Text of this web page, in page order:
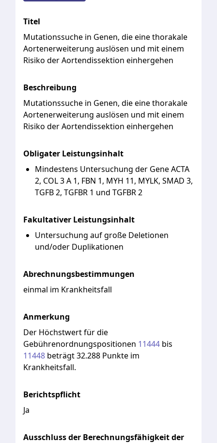
Titel
Mutationssuche in Genen, die eine thorakale
Aortenerweiterung auslösen und mit einem
Risiko der Aortendissektion einhergehen
Beschreibung
Mutationssuche in Genen, dieeinethorakale
Aortenerweiterung auslösen und miteinem
Risiko derAortendissektion einhergehen
Obligater Leistungsinhalt
Mindestens Untersuchung der Gene ACTA
2, COL 3 A 1, FBN 1, MYH 11, MYLK, SMAD 3,
TGFB 2, TGFBR 1 und TGFBR 2
Fakultativer Leistungsinhalt
Untersuchung auf große Deletionen
und/oder Duplikationen
Abrechnungsbestimmungen
einmal im Krankheitsfall
Anmerkung
Der Höchstwertfürdie
Gebührenordnungspositionen 11444 bis
11448 beträgt32.288 Punkte im
Krankheitsfall.
Berichtspflicht
Ja
Ausschluss der Berechnungsfähigkeit der